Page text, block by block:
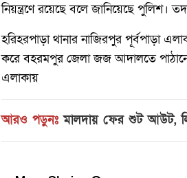
নিয়ন্ত্রণে রয়েছে বলে জানিয়েছে পুলিশ।
হরিহরপাড়া থানার নাজিরপুর পূর্বপাড়া
করে বহরমপুর জেলা জজ আদালতে
এলাকায়
আরও পড়ুনঃ মালদায় ফের শুট আউট,